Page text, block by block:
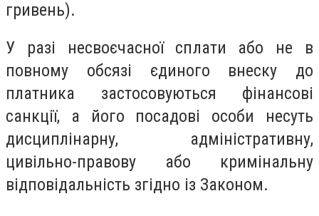
гривень).
У разі несвоєчасної сплати або не в
повному обсязі єдиного внеску до
платника застосовуються фінансові
санкції, а його посадові особи несуть
дисциплінарну, адміністративну,
цивільно-правову або кримінальну
відповідальність згідно із Законом.